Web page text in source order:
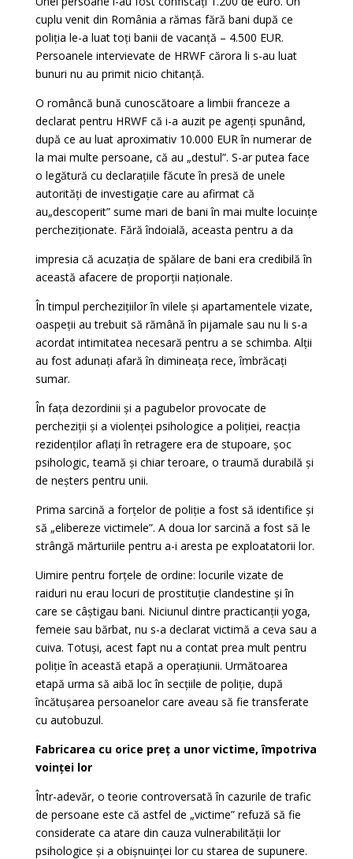
cuplu venit din România a rămas fără bani după ce
poliția le-a luat toți banii de vacanță – 4.500 EUR.
Persoanele intervievate de HRWF cărora li s-au luat
bunuri nu au primit nicio chitanță.
O româncă bună cunoscătoare a limbii franceze a
declarat pentru HRWF că i-a auzit pe agenți spunând,
după ce au luat aproximativ 10.000 EUR în numerar de
la mai multe persoane, că au „destul”. S-ar putea face
o legătură cu declarațiile făcute în presă de unele
autorități de investigație care au afirmat că
au„descoperit” sume mari de bani în mai multe locuințe
percheziționate. Fără îndoială, aceasta pentru a da
impresia că acuzația de spălare de bani era credibilă în
această afacere de proporții naționale.
În timpul perchezițiilor în vilele și apartamentele vizate,
oaspeții au trebuit să rămână în pijamale sau nu li s-a
acordat intimitatea necesară pentru a se schimba. Alții
au fost adunați afară în dimineața rece, îmbrăcați
sumar.
În fața dezordinii și a pagubelor provocate de
percheziții și a violenței psihologice a poliției, reacția
rezidenților aflați în retragere era de stupoare, șoc
psihologic, teamă și chiar teroare, o traumă durabilă și
de neșters pentru unii.
Prima sarcină a forțelor de poliție a fost să identifice și
să „elibereze victimele”. A doua lor sarcină a fost să le
strângă mărturiile pentru a-i aresta pe exploatatorii lor.
Uimire pentru forțele de ordine: locurile vizate de
raiduri nu erau locuri de prostituție clandestine și în
care se câștigau bani. Niciunul dintre practicanții yoga,
femeie sau bărbat, nu s-a declarat victimă a ceva sau a
cuiva. Totuși, acest fapt nu a contat prea mult pentru
poliție în această etapă a operațiunii. Următoarea
etapă urma să aibă loc în secțiile de poliție, după
încătușarea persoanelor care aveau să fie transferate
cu autobuzul.
Fabricarea cu orice preț a unor victime, împotriva
voinței lor
Într-adevăr, o teorie controversată în cazurile de trafic
de persoane este că astfel de „victime” refuză să fie
considerate ca atare din cauza vulnerabilității lor
psihologice și a obișnuinței lor cu starea de supunere.